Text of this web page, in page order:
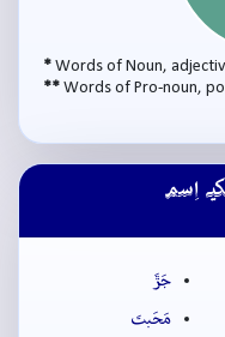
* Words of Noun,
** Words of Pro-noun,
اِسم
جَڙَ
مَحَبتَ